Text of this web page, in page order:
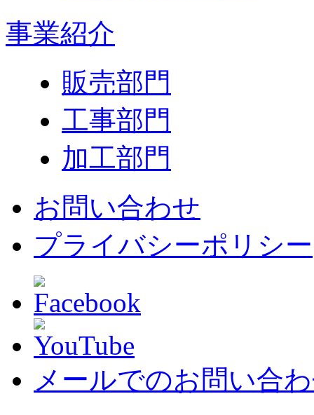
事業紹介
販売部門
工事部門
加工部門
お問い合わせ
プライバシーポリシー
メールでのお問い合